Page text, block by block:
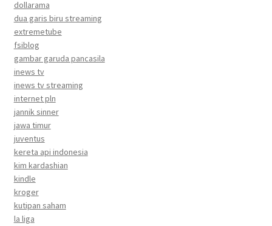
dollarama
dua garis biru streaming
extremetube
fsiblog
gambar garuda pancasila
inews tv
inews tv streaming
internet pln
jannik sinner
jawa timur
juventus
kereta api indonesia
kim kardashian
kindle
kroger
kutipan saham
la liga